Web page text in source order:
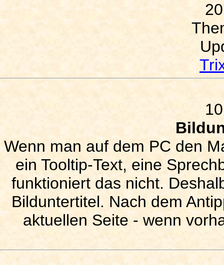
Wenn man auf dem PC den
ein Tooltip-Text, eine
funktioniert das nicht.
Bilduntertitel. Nach dem
aktuellen Seite - wenn